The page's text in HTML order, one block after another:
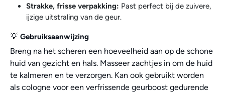
Strakke, frisse verpakking: Past perfect bij de zuivere,
ijzige uitstraling van de geur.
💡 Gebruiksaanwijzing
Breng na het scheren een hoeveelheid aan op de schone
huid van gezicht en hals. Masseer zachtjes in om de huid
te kalmeren en te verzorgen. Kan ook gebruikt worden
als cologne voor een verfrissende geurboost gedurende